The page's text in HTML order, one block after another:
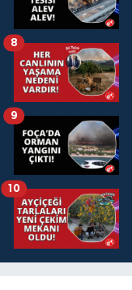
8
9
10